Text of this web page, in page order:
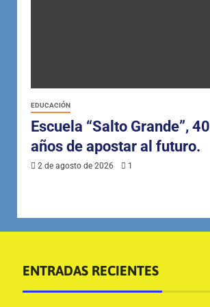
EDUCACIÓN
Escuela “Salto Grande”, 40
años de apostar al futuro.
2 de agosto de 2026 1
ENTRADAS RECIENTES